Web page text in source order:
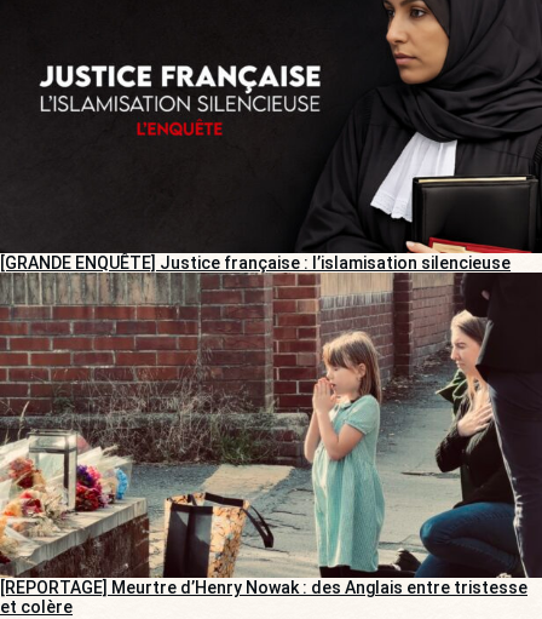
[GRANDE ENQUÊTE] Justice française : l’islamisation silencieuse
[REPORTAGE] Meurtre d’Henry Nowak : des Anglais entre tristesse
et colère